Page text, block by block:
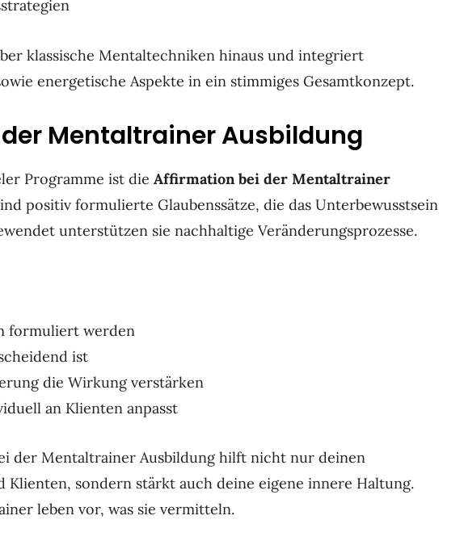
klassische Mentaltechniken hinaus und integriert
energetische Aspekte in ein stimmiges Gesamtkonzept.
Mentaltrainer Ausbildung
Programme ist die Affirmation bei der Mentaltrainer
positiv formulierte Glaubenssätze, die das Unterbewusstsein
unterstützen sie nachhaltige Veränderungsprozesse.
formuliert werden
ist
die Wirkung verstärken
an Klienten anpasst
der Mentaltrainer Ausbildung hilft nicht nur deinen
sondern stärkt auch deine eigene innere Haltung.
leben vor, was sie vermitteln.